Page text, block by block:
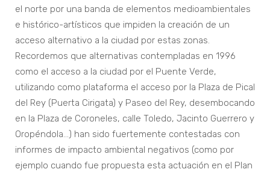
el norte por una banda de elementos medioambientales
e histórico-artísticos que impiden la creación de un
acceso alternativo a la ciudad por estas zonas.
Recordemos que alternativas contempladas en 1996
como el acceso a la ciudad por el Puente Verde,
utilizando como plataforma el acceso por la Plaza de Pical
del Rey (Puerta Cirigata) y Paseo del Rey, desembocando
en la Plaza de Coroneles, calle Toledo, Jacinto Guerrero y
Oropéndola…) han sido fuertemente contestadas con
informes de impacto ambiental negativos (como por
ejemplo cuando fue propuesta esta actuación en el Plan